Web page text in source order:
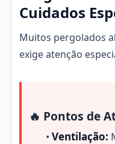
Cuidados
Muitos pergolados
exige atenção
🔥 Pontos de
• Ventilação: